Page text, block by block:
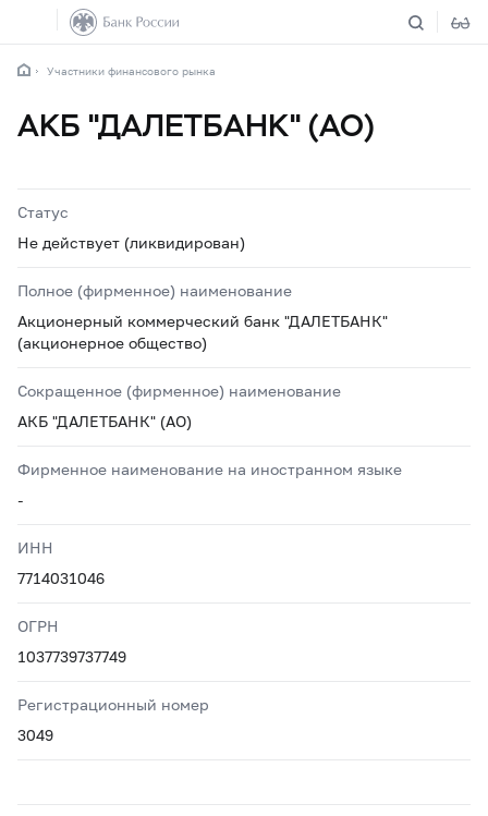
Участники финансового рынка
АКБ "ДАЛЕТБАНК" (АО)
Статус
Не действует (ликвидирован)
Полное (фирменное) наименование
Акционерный коммерческий банк "ДАЛЕТБАНК"
(акционерное общество)
Сокращенное (фирменное) наименование
АКБ "ДАЛЕТБАНК" (АО)
Фирменное наименование на иностранном языке
-
ИНН
7714031046
ОГРН
1037739737749
Регистрационный номер
3049